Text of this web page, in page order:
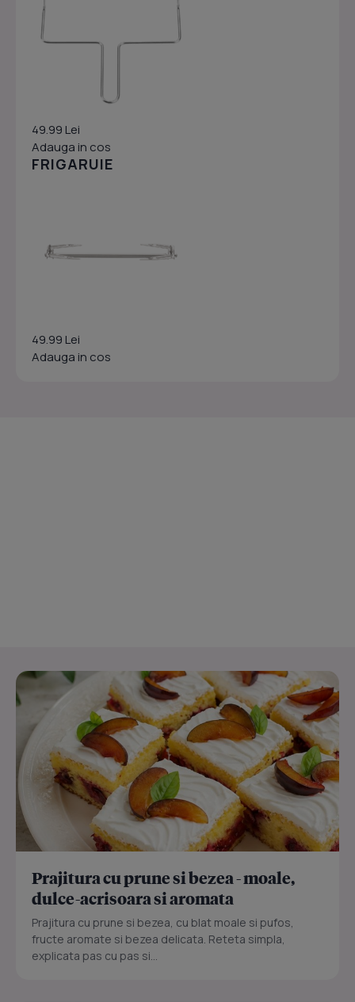
49.99 Lei
Adauga in cos
FRIGARUIE
49.99 Lei
Adauga in cos
Prajitura cu prune si bezea - moale,
dulce-acrisoara si aromata
Prajitura cu prune si bezea, cu blat moale si pufos,
fructe aromate si bezea delicata. Reteta simpla,
explicata pas cu pas si...